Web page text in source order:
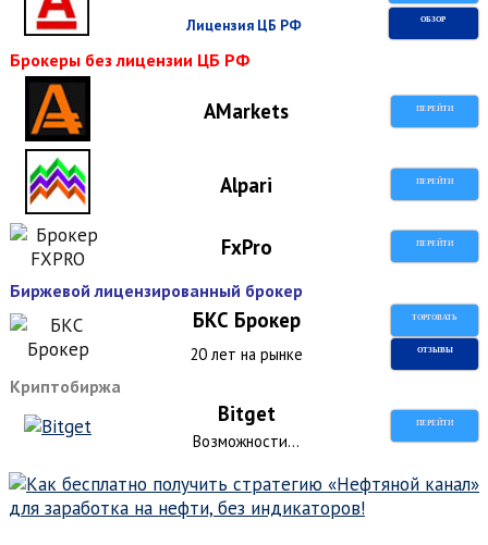
Лицензия ЦБ РФ ОБЗОР
Брокеры без лицензии ЦБ РФ
AMarkets ПЕРЕЙТИ
Alpari ПЕРЕЙТИ
FxPro ПЕРЕЙТИ
Биржевой лицензированный брокер
БКС Брокер ТОРГОВАТЬ
20 лет на рынке ОТЗЫВЫ
Криптобиржа
Bitget ПЕРЕЙТИ
Возможности...